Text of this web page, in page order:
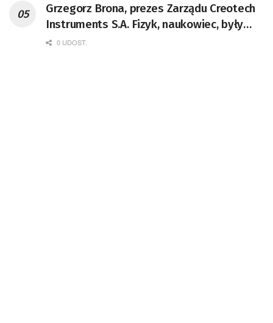
Grzegorz Brona, prezes Zarządu Creotech
Instruments S.A. Fizyk, naukowiec, były
pracownik CERN w Genewie,
0 UDOST.